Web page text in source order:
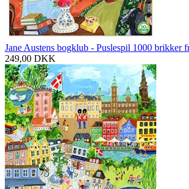
Jane Austens bogklub - Puslespil 1000 brikker
249,00 DKK